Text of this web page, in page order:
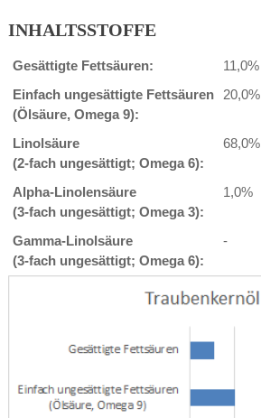
INHALTSSTOFFE
Gesättigte Fettsäuren:
11,0%
Einfach ungesättigte Fettsäuren
(Ölsäure, Omega 9):
20,0%
Linolsäure
(2-fach ungesättigt; Omega 6):
68,0%
Alpha-Linolensäure
(3-fach ungesättigt; Omega 3):
1,0%
Gamma-Linolsäure
(3-fach ungesättigt; Omega 6):
-